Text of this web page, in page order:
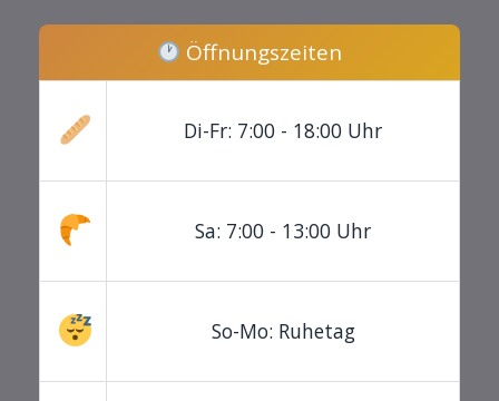
Öffnungszeiten
Di-Fr: 7:00 - 18:00 Uhr
Sa: 7:00 - 13:00 Uhr
So-Mo: Ruhetag